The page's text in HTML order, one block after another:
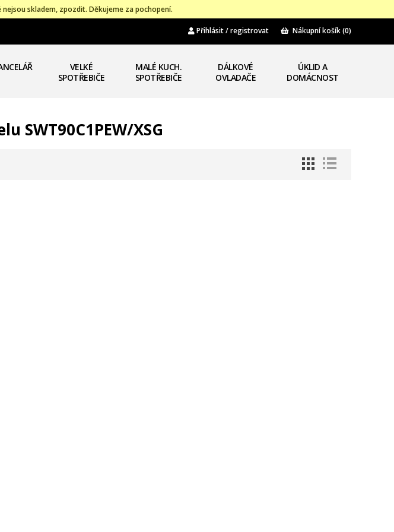
skladem, zpozdit. Děkujeme za pochopení.
Přihlásit / registrovat Nákupní košík(0)
VELKÉ
SPOTŘEBIČE
MALÉ KUCH.
SPOTŘEBIČE
DÁLKOVÉ
OVLADAČE
ÚKLID A
DOMÁCNOST
SWT90C1PEW/XSG